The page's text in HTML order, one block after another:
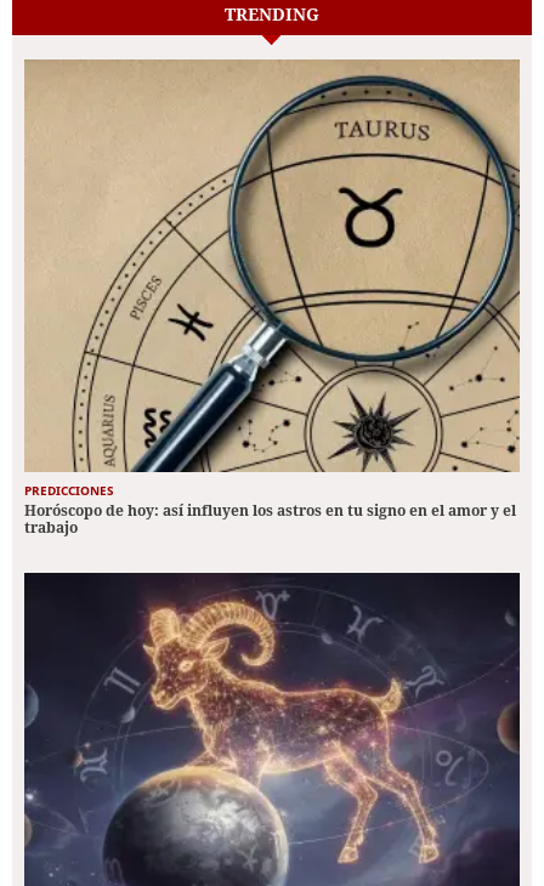
TRENDING
PREDICCIONES
Horóscopo de hoy: así influyen los astros en tu signo en el amor y el
trabajo